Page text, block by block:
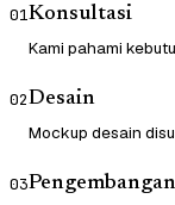
01Konsultasi
Kami pahami
02Desain
Mockup desain
03Pengembangan